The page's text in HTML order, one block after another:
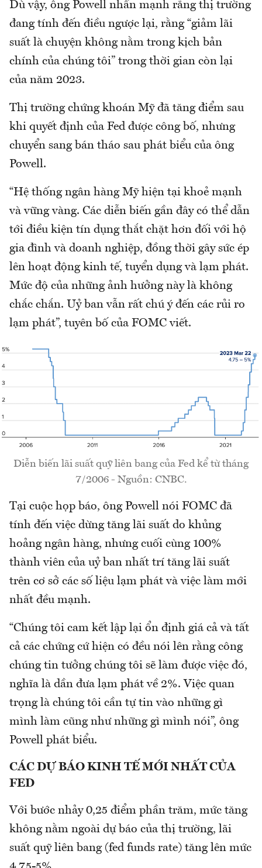
Dù vậy, ông Powell nhấn mạnh rằng thị trường
đang tính đến điều ngược lại, rằng “giảm lãi
suất là chuyện không nằm trong kịch bản
chính của chúng tôi” trong thời gian còn lại
của năm 2023.
Thị trường chứng khoán Mỹ đã tăng điểm sau
khi quyết định của Fed được công bố, nhưng
chuyển sang bán tháo sau phát biểu của ông
Powell.
“Hệ thống ngân hàng Mỹ hiện tại khoẻ mạnh
và vững vàng. Các diễn biến gần đây có thể dẫn
tới điều kiện tín dụng thắt chặt hơn đối với hộ
gia đình và doanh nghiệp, đồng thời gây sức ép
lên hoạt động kinh tế, tuyển dụng và lạm phát.
Mức độ của những ảnh hưởng này là không
chắc chắn. Uỷ ban vẫn rất chú ý đến các rủi ro
lạm phát”, tuyên bố của FOMC viết.
Diễn biến lãi suất quỹ liên bang của Fed kể từ tháng
7/2006 - Nguồn: CNBC.
Tại cuộc họp báo, ông Powell nói FOMC đã
tính đến việc dừng tăng lãi suất do khủng
hoảng ngân hàng, nhưng cuối cùng 100%
thành viên của uỷ ban nhất trí tăng lãi suất
trên cơ sở các số liệu lạm phát và việc làm mới
nhất đều mạnh.
“Chúng tôi cam kết lập lại ổn định giá cả và tất
cả các chứng cứ hiện có đều nói lên rằng công
chúng tin tưởng chúng tôi sẽ làm được việc đó,
nghĩa là dần đưa lạm phát về 2%. Việc quan
trọng là chúng tôi cần tự tin vào những gì
mình làm cũng như những gì mình nói”, ông
Powell phát biểu.
CÁC DỰ BÁO KINH TẾ MỚI NHẤT CỦA
FED
Với bước nhảy 0,25 điểm phần trăm, mức tăng
không nằm ngoài dự báo của thị trường, lãi
suất quỹ liên bang (fed funds rate) tăng lên mức